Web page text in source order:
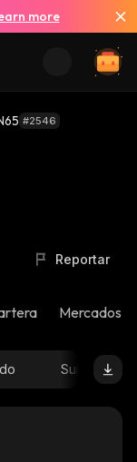
more
#2546
Reportar
Mercados
Suministro